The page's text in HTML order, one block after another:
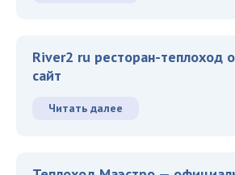
River2 ru ресторан-теплоход
сайт
Читать далее